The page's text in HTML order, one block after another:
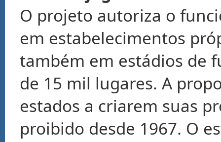
O projeto autoriza o
em estabelecimentos
também em estádios de
de 15 mil lugares. A
estados a criarem suas
proibido desde 1967. O